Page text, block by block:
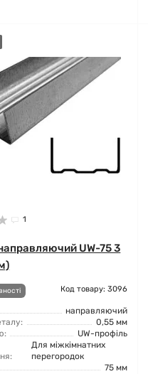
1
UW-75 3
Код товару: 3096
направляючий
0,55 мм
UW-профіль
Для міжкімнатних
перегородок
75 мм